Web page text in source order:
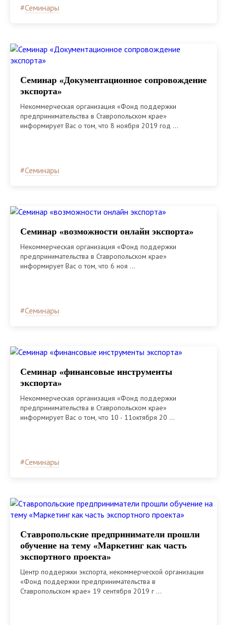
#Семинары
Семинар «Документационное сопровождение
экспорта»
Некоммерческая организация «Фонд поддержки
предпринимательства в Ставропольском крае»
информирует Вас о том, что 8 ноября 2019 год ...
#Семинары
Семинар «возможности онлайн экспорта»
Некоммерческая организация «Фонд поддержки
предпринимательства в Ставропольском крае»
информирует Вас о том, что 6 ноя ...
#Семинары
Семинар «финансовые инструменты
экспорта»
Некоммерческая организация «Фонд поддержки
предпринимательства в Ставропольском крае»
информирует Вас о том, что 10 - 11октября 20 ...
#Семинары
Ставропольские предприниматели прошли
обучение на тему «Маркетинг как часть
экспортного проекта»
Центр поддержки экспорта, некоммерческой организации
«Фонд поддержки предпринимательства в
Ставропольском крае» 19 сентября 2019 г ...